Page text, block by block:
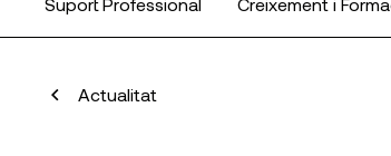
Actualitat